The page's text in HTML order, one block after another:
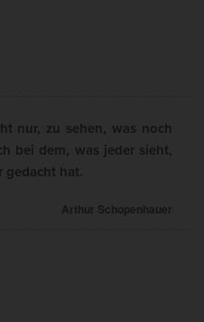
nur, zu sehen, was noch
bei dem, was jeder sieht,
gedacht hat.
Arthur Schopenhauer